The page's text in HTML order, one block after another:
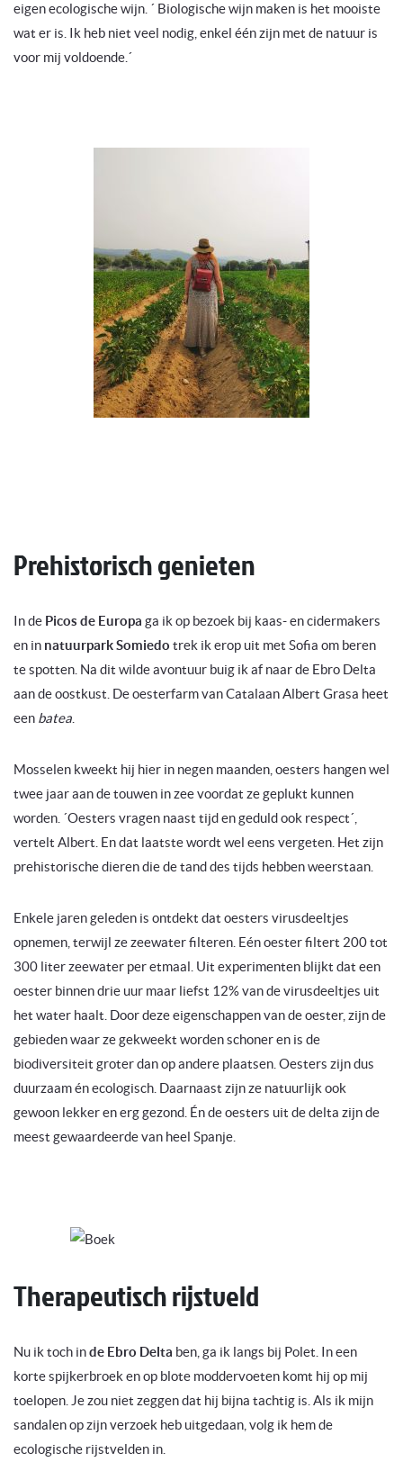
eigen ecologische wijn. ´ Biologische wijn maken is het mooiste
wat er is. Ik heb niet veel nodig, enkel één zijn met de natuur is
voor mij voldoende.´
Prehistorisch genieten
In de Picos de Europa ga ik op bezoek bij kaas- en cidermakers
en in natuurpark Somiedo trek ik erop uit met Sofia om beren
te spotten. Na dit wilde avontuur buig ik af naar de Ebro Delta
aan de oostkust. De oesterfarm van Catalaan Albert Grasa heet
een batea
Mosselen kweekt hij hier in negen maanden, oesters hangen wel
twee jaar aan de touwen in zee voordat ze geplukt kunnen
worden. ´Oesters vragen naast tijd en geduld ook respect´,
vertelt Albert. En dat laatste wordt wel eens vergeten. Het zijn
prehistorische dieren die de tand des tijds hebben weerstaan.
Enkele jaren geleden is ontdekt dat oesters virusdeeltjes
opnemen, terwijl ze zeewater filteren. Eén oester filtert 200 tot
300 liter zeewater per etmaal. Uit experimenten blijkt dat een
oester binnen drie uur maar liefst 12% van de virusdeeltjes uit
het water haalt. Door deze eigenschappen van de oester, zijn de
gebieden waar ze gekweekt worden schoner en is de
biodiversiteit groter dan op andere plaatsen. Oesters zijn dus
duurzaam én ecologisch. Daarnaast zijn ze natuurlijk ook
gewoon lekker en erg gezond. Én de oesters uit de delta zijn de
meest gewaardeerde van heel Spanje.
Therapeutisch rijstveld
Nu ik toch inde Ebro Delta ben, ga ik langs bij Polet. In een
korte spijkerbroek en op blote moddervoeten komt hij op mij
toelopen. Je zou niet zeggen dat hij bijna tachtig is. Als ik mijn
sandalen op zijn verzoek heb uitgedaan, volg ik hem de
ecologische rijstvelden in.